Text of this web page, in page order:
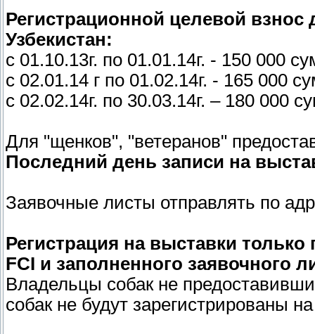
Регистрационной целевой взнос
Узбекистан:
с 01.10.13г. по 01.01.14г. - 150 000
с 02.01.14 г по 01.02.14г. - 165 000
с 02.02.14г. по 30.03.14г. – 180 000
Для "щенков", "ветеранов"
Последний день записи на
Заявочные листы отправлять по
Регистрация на выставки
FCI и заполненного заявочного
Владельцы собак не
собак не будут зарегистрированы